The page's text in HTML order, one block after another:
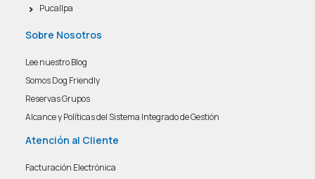
Pucallpa
Sobre Nosotros
Lee nuestro Blog
Somos Dog Friendly
Reservas Grupos
Alcance y Políticas del Sistema Integrado de Gestión
Atención al Cliente
Facturación Electrónica